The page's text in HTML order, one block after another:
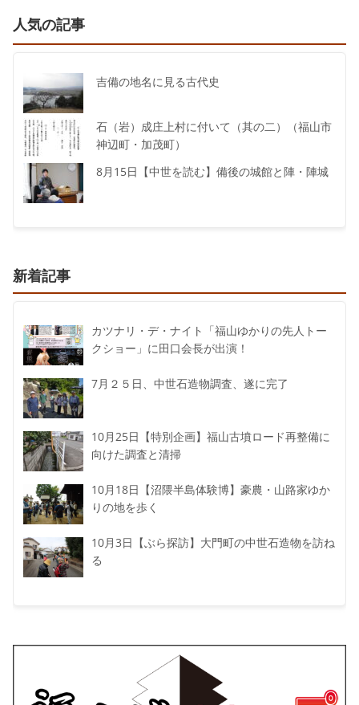
人気の記事
吉備の地名に見る古代史
石（岩）成庄上村に付いて（其の二）（福山市
神辺町・加茂町）
8月15日【中世を読む】備後の城館と陣・陣城
新着記事
カツナリ・デ・ナイト「福山ゆかりの先人トー
クショー」に田口会長が出演！
7月２５日、中世石造物調査、遂に完了
10月25日【特別企画】福山古墳ロード再整備に
向けた調査と清掃
10月18日【沼隈半島体験博】豪農・山路家ゆか
りの地を歩く
10月3日【ぶら探訪】大門町の中世石造物を訪ね
る